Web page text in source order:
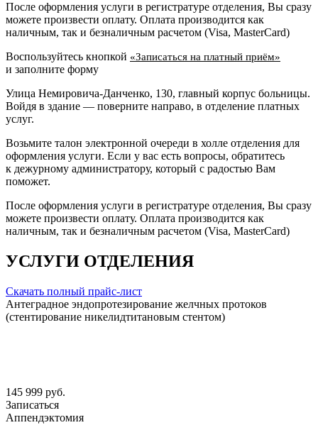
После оформления услуги в регистратуре отделения, Вы сразу
можете произвести оплату. Оплата производится как
наличным, так и безналичным расчетом (Visa, MasterCard)
Воспользуйтесь кнопкой «Записаться на платный приём»
и заполните форму
Улица Немировича-Данченко, 130, главный корпус больницы.
Войдя в здание — поверните направо, в отделение платных
услуг.
Возьмите талон электронной очереди в холле отделения для
оформления услуги. Если у вас есть вопросы, обратитесь
к дежурному администратору, который с радостью Вам
поможет.
После оформления услуги в регистратуре отделения, Вы сразу
можете произвести оплату. Оплата производится как
наличным, так и безналичным расчетом (Visa, MasterCard)
УСЛУГИ ОТДЕЛЕНИЯ
Скачать полный прайс-лист
Антеградное эндопротезирование желчных протоков
(стентирование никелидтитановым стентом)
145 999 руб.
Записаться
Аппендэктомия